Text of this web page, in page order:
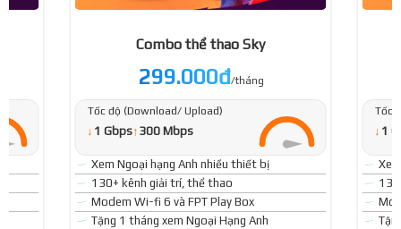
Combo thể thao Sky
299.000đ/tháng
Tốc độ (Download/ Upload)
↓ 1 Gbps↑ 300 Mbps
Xem Ngoại hạng Anh nhiều thiết bị
130+ kênh giải trí, thể thao
Modem Wi-fi 6 và FPT Play Box
Tặng 1 tháng xem Ngoại Hạng Anh
Tốc
↓ 1